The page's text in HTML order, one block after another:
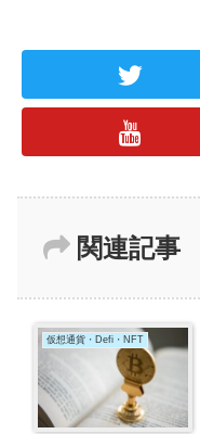
関連記事
仮想通貨・Defi・NFT